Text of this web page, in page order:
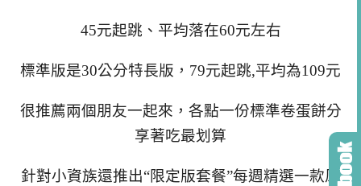
45元起跳、平均落在60元左右
標準版是30公分特長版，79元起跳,平均為109元
很推薦兩個朋友一起來，各點一份標準卷蛋餅分
享著吃最划算
針對小資族還推出“限定版套餐”每週精選一款風